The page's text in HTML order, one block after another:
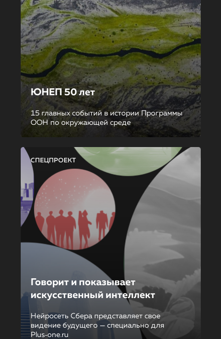
ЮНЕП 50 лет
15 главных событий в истории Программы
ООН по окружающей среде
СПЕЦПРОЕКТ
Говорит и показывает
искусственный интеллект
Нейросеть Сбера представляет свое
видение будущего — специально для
Plus‑one.ru